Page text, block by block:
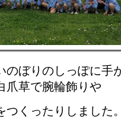
のぼりのしっぽに手
爪草で腕輪飾りや
つくったりしました